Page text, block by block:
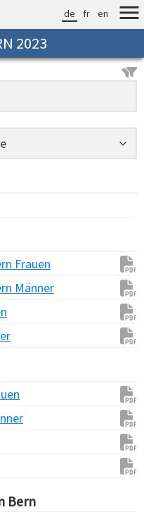
de fr en
2023
Frauen
Männer
Bern